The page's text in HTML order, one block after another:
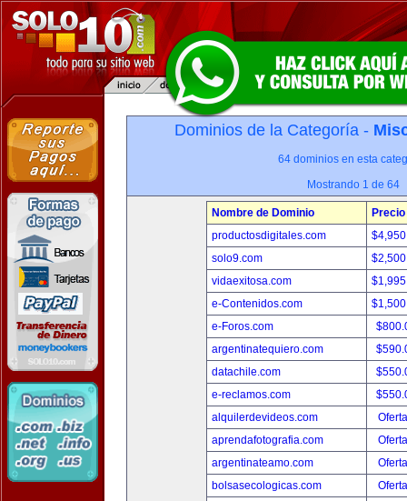
Dominios de la Categoría -
64 dominios en esta
Mostrando 1 de 64
Nombre de Dominio
Precio
productosdigitales.com
solo9.com
vidaexitosa.com
e-Contenidos.com
e-Foros.com
argentinatequiero.com
datachile.com
e-reclamos.com
alquilerdevideos.com
aprendafotografia.com
argentinateamo.com
bolsasecologicas.com